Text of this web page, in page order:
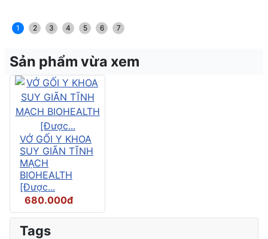
1 2 3 4 5 6 7
Sản phẩm vừa xem
VỚ GỐI Y KHOA
SUY GIÃN TĨNH
MẠCH
BIOHEALTH
[Được...
680.000đ
Tags